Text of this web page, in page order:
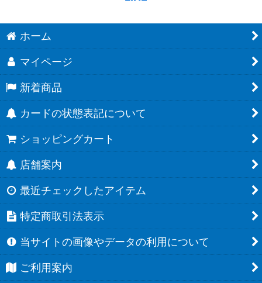
ホーム
マイページ
新着商品
カードの状態表記について
ショッピングカート
店舗案内
最近チェックしたアイテム
特定商取引法表示
当サイトの画像やデータの利用について
ご利用案内